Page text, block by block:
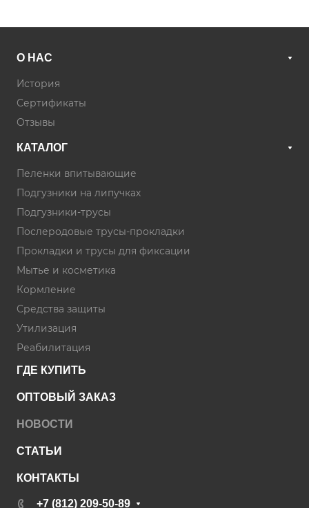
О НАС
История
Сертификаты
Отзывы
КАТАЛОГ
Пеленки впитывающие
Подгузники на липучках
Подгузники-трусы
Послеродовые трусы-прокладки
Прокладки и трусы для фиксации
Мытье и косметика
Кормление
Средства защиты
Утилизация
Реабилитация
ГДЕ КУПИТЬ
ОПТОВЫЙ ЗАКАЗ
НОВОСТИ
СТАТЬИ
КОНТАКТЫ
+7 (812) 209-50-89